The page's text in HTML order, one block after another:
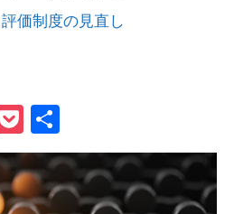
評価制度の見直し
LinePocket
有